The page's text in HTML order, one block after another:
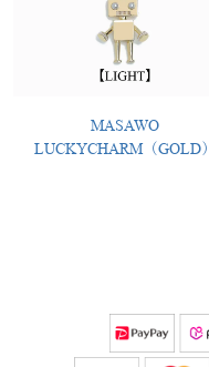
MASAWO
LUCKYCHARM（GOLD）